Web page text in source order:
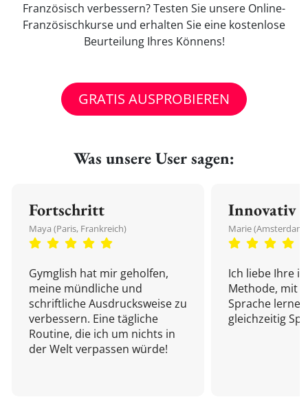
Französisch verbessern? Testen Sie unsere Online-
Französischkurse und erhalten Sie eine kostenlose
Beurteilung Ihres Könnens!
GRATIS AUSPROBIEREN
Was unsere User sagen:
Fortschritt
Maya (Paris, Frankreich)
Gymglish hat mir geholfen,
meine mündliche und
schriftliche Ausdrucksweise zu
verbessern. Eine tägliche
Routine, die ich um nichts in
der Welt verpassen würde!
Innovativ
Marie
Ich liebe Ihre
Methode, mit
Sprache
gleichzeitig